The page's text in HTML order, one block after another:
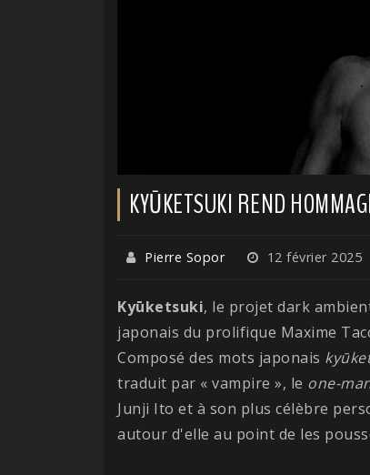
KYŪKETSUKI REND
Pierre Sopor 12 février 2025
Kyūketsuki, le projet dark
japonais du prolifique Maxime
Composé des mots japonais
traduit par « vampire », le one-
Junji Ito et à son plus célèbre
autour d'elle au point de les